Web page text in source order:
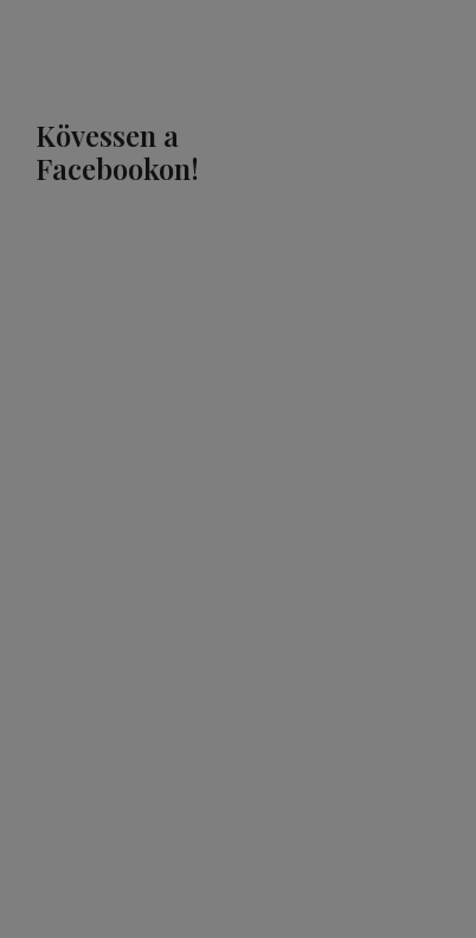
Kövessen a
Facebookon!